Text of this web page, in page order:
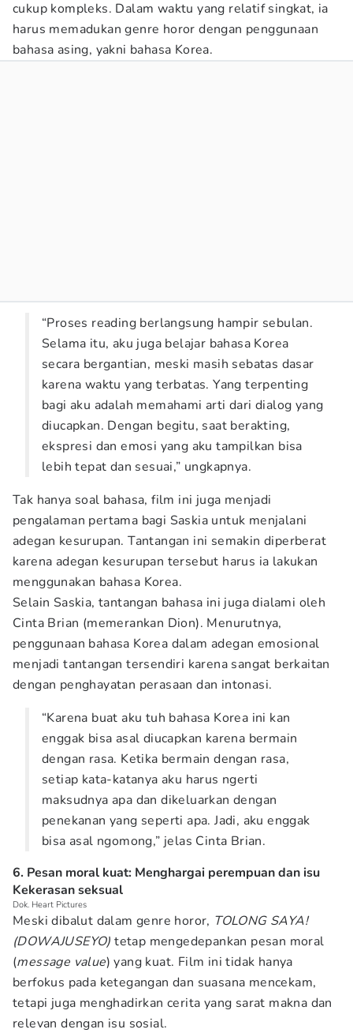
cukup kompleks. Dalam waktu yang relatif singkat, ia
harus memadukan genre horor dengan penggunaan
bahasa asing, yakni bahasa Korea.
“Proses reading berlangsung hampir sebulan.
Selama itu, aku juga belajar bahasa Korea
secara bergantian, meski masih sebatas dasar
karena waktu yang terbatas. Yang terpenting
bagi aku adalah memahami arti dari dialog yang
diucapkan. Dengan begitu, saat berakting,
ekspresi dan emosi yang aku tampilkan bisa
lebih tepat dan sesuai,” ungkapnya.
Tak hanya soal bahasa, film ini juga menjadi
pengalaman pertama bagi Saskia untuk menjalani
adegan kesurupan. Tantangan ini semakin diperberat
karena adegan kesurupan tersebut harus ia lakukan
menggunakan bahasa Korea.
Selain Saskia, tantangan bahasa ini juga dialami oleh
Cinta Brian (memerankan Dion). Menurutnya,
penggunaan bahasa Korea dalam adegan emosional
menjadi tantangan tersendiri karena sangat berkaitan
dengan penghayatan perasaan dan intonasi.
“Karena buat aku tuh bahasa Korea ini kan
enggak bisa asal diucapkan karena bermain
dengan rasa. Ketika bermain dengan rasa,
setiap kata-katanya aku harus ngerti
maksudnya apa dan dikeluarkan dengan
penekanan yang seperti apa. Jadi, aku enggak
bisa asal ngomong,” jelas Cinta Brian.
6. Pesan moral kuat: Menghargai perempuan dan isu
Kekerasan seksual
Dok. Heart Pictures
Meski dibalut dalam genre horor, TOLONG SAYA!
(DOWAJUSEYO) tetap mengedepankan pesan moral
(message value) yang kuat. Film ini tidak hanya
berfokus pada ketegangan dan suasana mencekam,
tetapi juga menghadirkan cerita yang sarat makna dan
relevan dengan isu sosial.